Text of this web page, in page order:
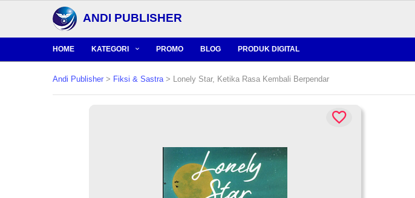
ANDI PUBLISHER
HOME KATEGORI PROMO BLOG PRODUK DIGITAL
Andi Publisher > Fiksi & Sastra> Lonely Star, Ketika Rasa Kembali Berpendar